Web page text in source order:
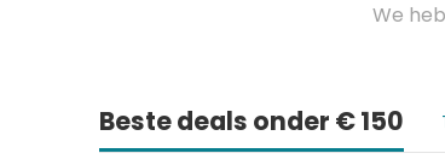
We
Beste deals onder € 150